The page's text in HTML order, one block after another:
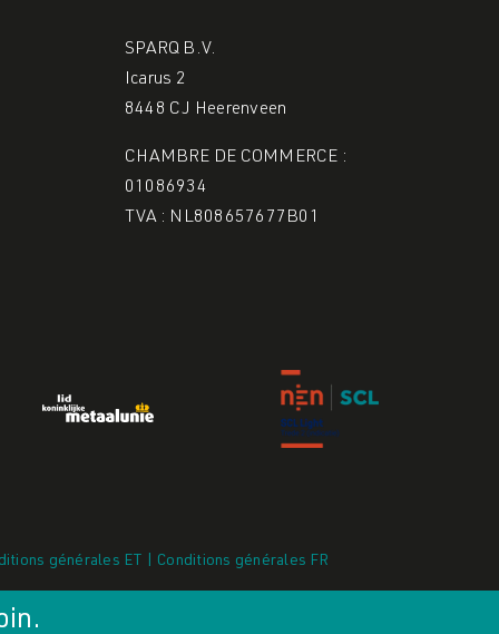
SPARQ B.V.
Icarus 2
8448 CJ Heerenveen
CHAMBRE DE COMMERCE :
01086934
TVA : NL808657677B01
générales ET Conditions générales FR